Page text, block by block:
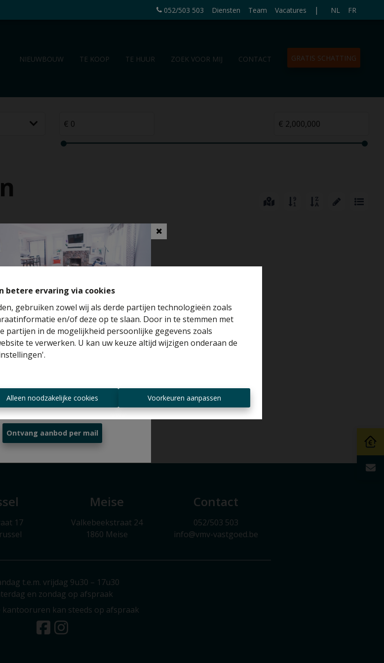
betere ervaring via cookies
gebruiken zowel wij als derde partijen technologieën zoals
en/of deze op te slaan. Door in te stemmen met
partijen in de mogelijkheid persoonlijke gegevens zoals
te verwerken. U kan uw keuze altijd wijzigen onderaan de
Alleen noodzakelijke cookies Voorkeuren aanpassen
052/503 503 Diensten Team Vacatures | NL FR
NIEUWBOUW TE KOOP TE HUUR ZOEK VOOR MIJ CONTACT GRATIS SCHATTING
17
Meise
Valkebeekstraat 24
1860 Meise
Contact
052/503 503
info@vmv-vastgoed.be
t.e.m. vrijdag 9u30 – 17u30
en zondag op afspraak
kantooruren kan steeds op afspraak
naar de waarde van je huis?
als eerste op de hoogte zijn van
nieuwe aanbiedingen?
Ontvang aanbod per mail